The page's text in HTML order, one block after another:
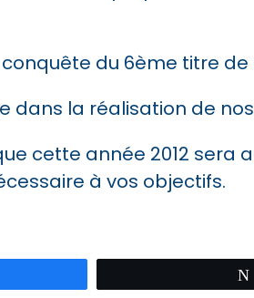
du 6ème titre de
dans la réalisation de
cette année 2012 sera
à vos objectifs.